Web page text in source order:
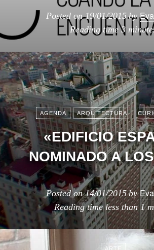
Posted on19/01/2015 by
Reading time3
AGENDA ARQUITECTURA
«EDIFICIO
NOMINADO A
Posted on14/01/2015 by
Reading time less than 1
ARTE